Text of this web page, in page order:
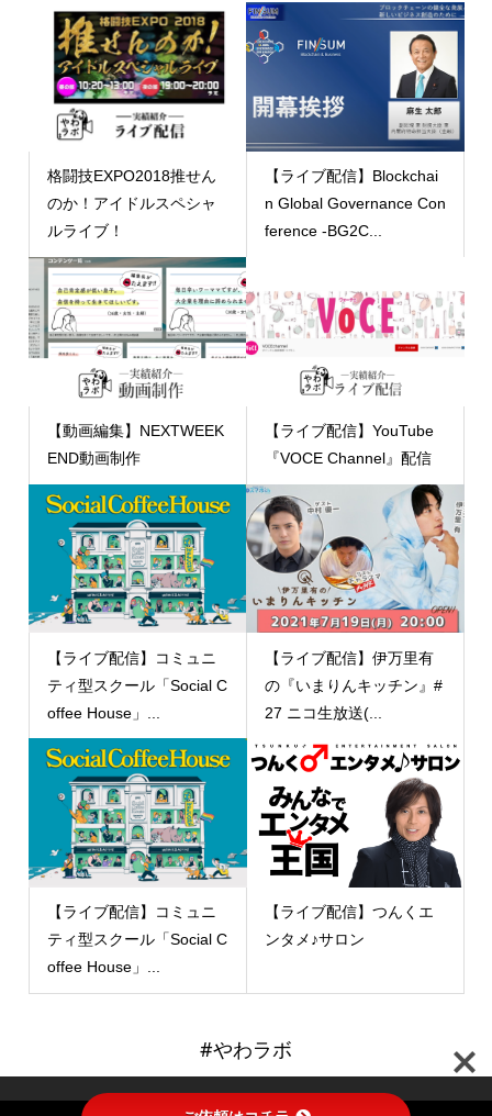
格闘技EXPO2018推せん
のか！アイドルスペシャ
ルライブ！
【ライブ配信】Blockchai
n Global Governance Con
ference -BG2C...
【動画編集】NEXTWEEK
END動画制作
【ライブ配信】YouTube
『VOCE Channel』配信
【ライブ配信】コミュニ
ティ型スクール「Social C
offee House」...
【ライブ配信】伊万里有
の『いまりんキッチン』#
27 ニコ生放送(...
【ライブ配信】コミュニ
ティ型スクール「Social C
offee House」...
【ライブ配信】つんくエ
ンタメ♪サロン
#やわラボ